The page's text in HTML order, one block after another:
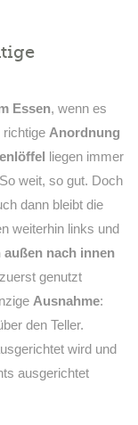
Essen, wenn es
richtige Anordnung
liegen immer
weit, so gut. Doch
dann bleibt die
weiterhin links und
außen nach innen
genutzt
Ausnahme:
den Teller.
wird und
ausgerichtet